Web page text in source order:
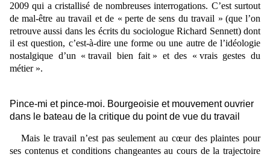
2009 qui a cristallisé de nombreuses interrogations. C’est surtout
de mal-être au travail et de « perte de sens du travail » (que l’on
retrouve aussi dans les écrits du sociologue Richard Sennett) dont
il est question, c’est-à-dire une forme ou une autre de l’idéologie
nostalgique d’un « travail bien fait » et des « vrais gestes du
métier ».
Pince-mi et pince-moi. Bourgeoisie et mouvement ouvrier
dans le bateau de la critique du point de vue du travail
Mais le travail n’est pas seulement au cœur des plaintes pour
ses contenus et conditions changeantes au cours de la trajectoire